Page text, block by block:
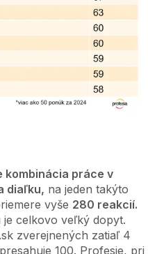
kombinácia práce v
diaľku, na jeden takýto
vyše 280 reakcií.
celkovo veľký dopyt.
zverejnených zatiaľ 4
100. Profesie, pri